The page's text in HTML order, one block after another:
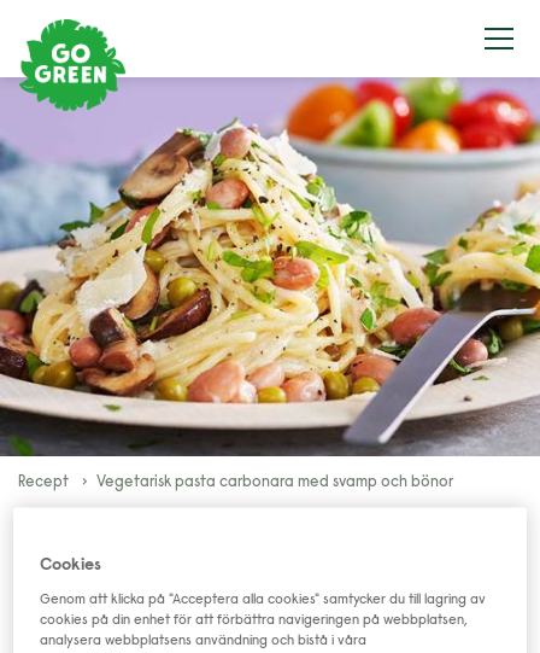
Recept Vegetarisk pasta carbonara med svamp och bönor
VEGETARISK PASTA
CARBONARAMED
Cookies
Genom att klicka på "Acceptera alla cookies" samtycker du till lagring av
cookies på din enhet för att förbättra navigeringen på webbplatsen,
analysera webbplatsens användning och bistå i våra